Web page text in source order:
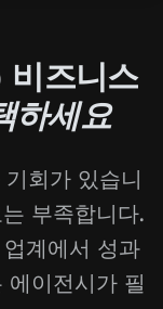
즈니스
하세요
회가 있습니
부족합니다.
계에서 성과
이전시가 필